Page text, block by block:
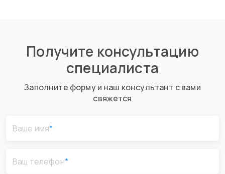
Получите консультацию
специалиста
Заполните форму и наш консультант с вами
свяжется
Ваше имя*
Ваш телефон*